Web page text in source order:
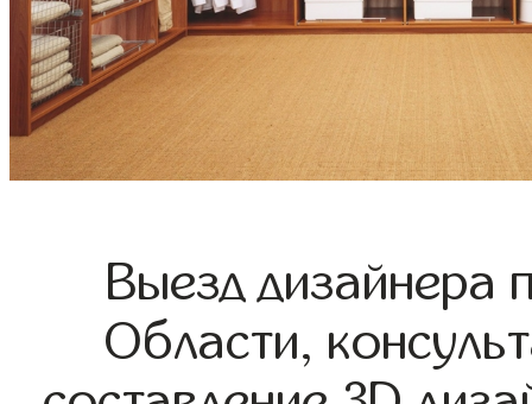
Выезд дизайнера
Области,